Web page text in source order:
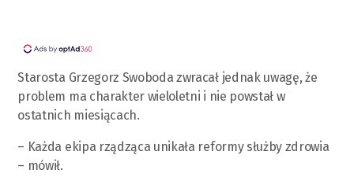
Starosta Grzegorz Swoboda zwracał jednak uwagę, że
problem ma charakter wieloletni i nie powstał w
ostatnich miesiącach.
– Każda ekipa rządząca unikała reformy służby zdrowia
– mówił.